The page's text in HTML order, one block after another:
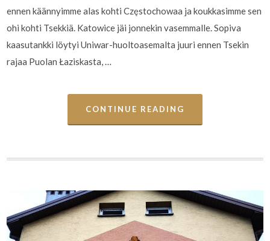
ennen käännyimme alas kohti Częstochowaa ja koukkasimme sen
ohi kohti Tsekkiä. Katowice jäi jonnekin vasemmalle. Sopiva
kaasutankki löytyi Uniwar-huoltoasemalta juuri ennen Tsekin
rajaa Puolan Łaziskasta, …
CONTINUE READING